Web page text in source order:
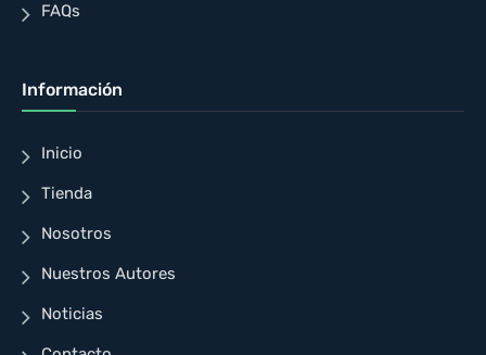
FAQs
Información
Inicio
Tienda
Nosotros
Nuestros Autores
Noticias